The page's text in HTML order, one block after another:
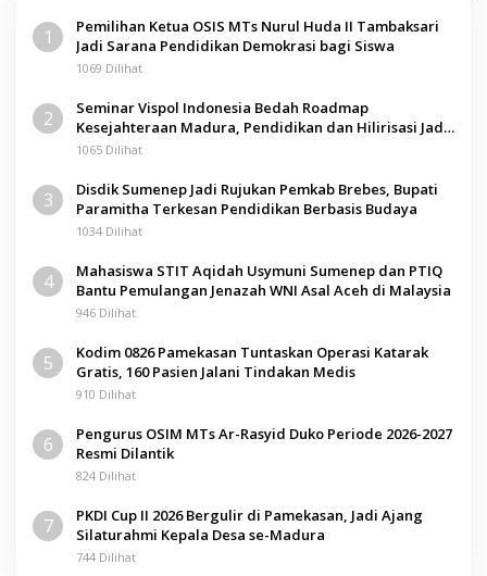
1
Pemilihan Ketua OSIS MTs Nurul Huda II Tambaksari
Jadi Sarana Pendidikan Demokrasi bagi Siswa
1069 Dilihat
2
Seminar Vispol Indonesia Bedah Roadmap
Kesejahteraan Madura, Pendidikan dan Hilirisasi Jadi
Kunci
1065 Dilihat
3
Disdik Sumenep Jadi Rujukan Pemkab Brebes, Bupati
Paramitha Terkesan Pendidikan Berbasis Budaya
1034 Dilihat
4
Mahasiswa STIT Aqidah Usymuni Sumenep dan PTIQ
Bantu Pemulangan Jenazah WNI Asal Aceh di Malaysia
946 Dilihat
5
Kodim 0826 Pamekasan Tuntaskan Operasi Katarak
Gratis, 160 Pasien Jalani Tindakan Medis
910 Dilihat
6
Pengurus OSIM MTs Ar-Rasyid Duko Periode 2026-2027
Resmi Dilantik
824 Dilihat
7
PKDI Cup II 2026 Bergulir di Pamekasan, Jadi Ajang
Silaturahmi Kepala Desa se-Madura
744 Dilihat